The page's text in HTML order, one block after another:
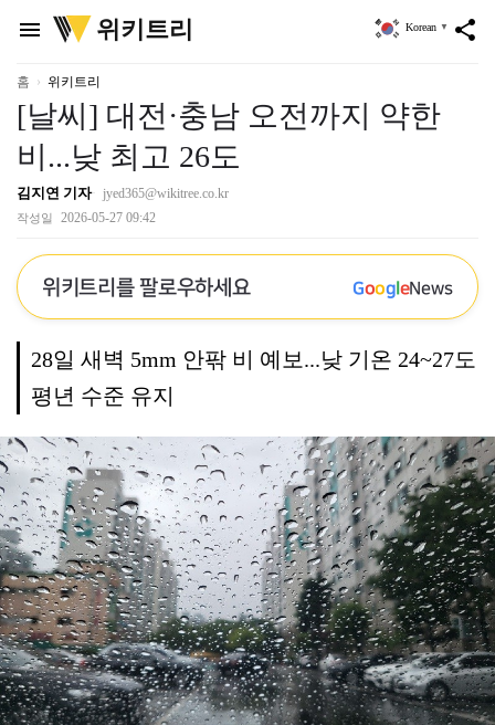
menu
위
키
리
위키트리 share
Korean ▼
홈 위키트리
[날씨] 대전·충남 오전까지 약한
비...낮 최고 26도
김지연 기자 jyed365@wikitree.co.kr
작성일 2026-05-27 09:42
위키트리를 팔로우하세요 GoogleNews
28일 새벽 5mm 안팎 비 예보...낮 기온 24~27도
평년 수준 유지